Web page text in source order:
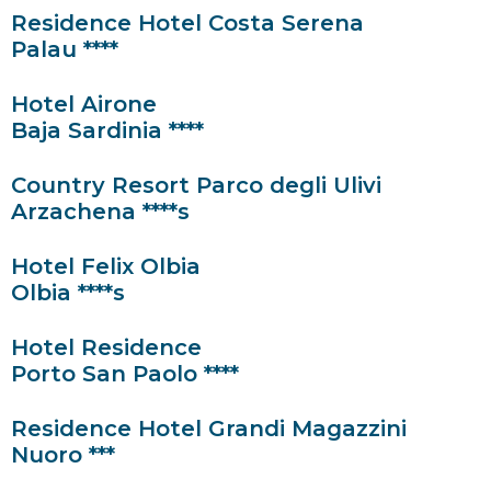
Residence Hotel Costa Serena
Palau ****
Hotel Airone
Baja Sardinia ****
Country Resort Parco degli Ulivi
Arzachena ****s
Hotel Felix Olbia
Olbia ****s
Hotel Residence
Porto San Paolo ****
Residence Hotel Grandi Magazzini
Nuoro ***